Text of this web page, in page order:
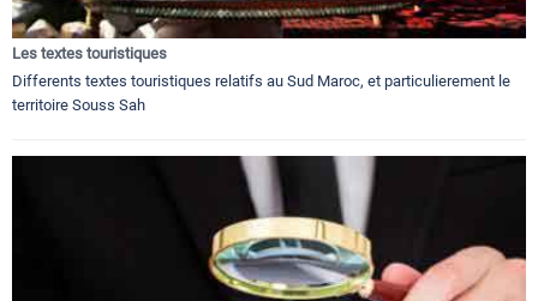
Les textes touristiques
Differents textes touristiques relatifs au Sud Maroc, et particulierement le
territoire Souss Sah